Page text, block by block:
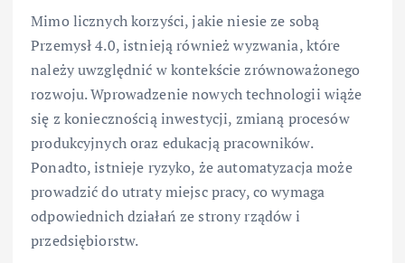
Mimo licznych korzyści, jakie niesie ze sobą
Przemysł 4.0, istnieją również wyzwania, które
należy uwzględnić w kontekście zrównoważonego
rozwoju. Wprowadzenie nowych technologii wiąże
się z koniecznością inwestycji, zmianą procesów
produkcyjnych oraz edukacją pracowników.
Ponadto, istnieje ryzyko, że automatyzacja może
prowadzić do utraty miejsc pracy, co wymaga
odpowiednich działań ze strony rządów i
przedsiębiorstw.